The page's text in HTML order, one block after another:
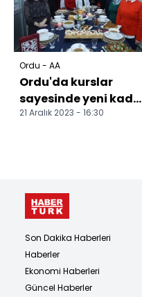
Ordu - AA
Ordu'da kurslar
sayesinde yeni kadın
aşçılar yetişiyor
21 Aralık 2023 - 16:30
Son Dakika Haberleri
Haberler
Ekonomi Haberleri
Güncel Haberler